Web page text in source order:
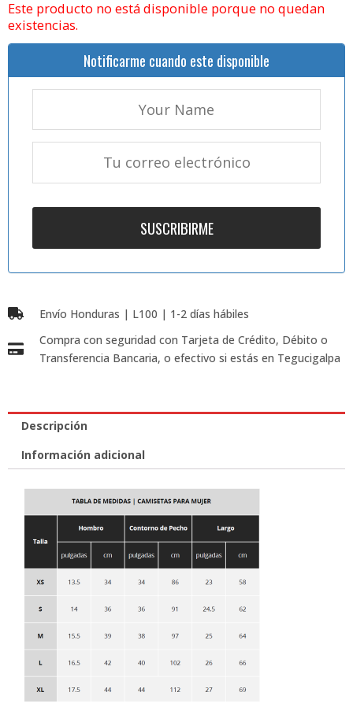
Este producto no está disponible porque no quedan
existencias.
Notificarme cuando este disponible
Envío Honduras | L100 | 1-2 días hábiles
Compra con seguridad con Tarjeta de Crédito, Débito o
Transferencia Bancaria, o efectivo si estás en Tegucigalpa
Descripción
Información adicional